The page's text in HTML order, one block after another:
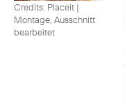
Credits: Placeit |
Montage, Ausschnitt
bearbeitet